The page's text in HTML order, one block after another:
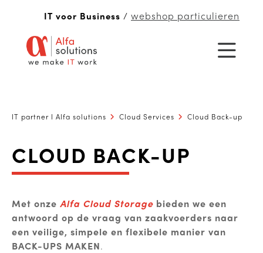
IT voor Business / webshop particulieren
IT partner I Alfa solutions Cloud Services Cloud Back-up
CLOUD BACK-UP
Met onze Alfa Cloud Storage bieden we een
antwoord op de vraag van zaakvoerders naar
een veilige, simpele en flexibele manier van
BACK-UPS MAKEN.